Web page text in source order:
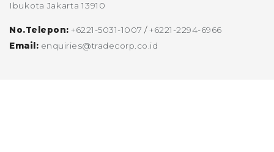
Ibukota Jakarta 13910
No.Telepon: +6221-5031-1007 /+6221-2294-6966
Email: enquiries@tradecorp.co.id